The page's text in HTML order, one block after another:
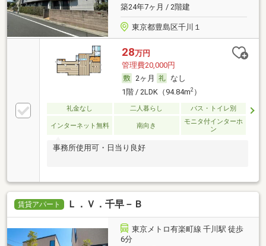
築24年7ヶ月 / 2階建
東京都豊島区千川１
28万円
管理費20,000円
2ヶ月
なし
1階 / 2LDK（94.84m2）
礼金なし 二人暮らし バス・トイレ別
インターネット無料 南向き
モニタ付インターホ
ン
事務所使用可・日当り良好
賃貸アパート Ｌ．Ｖ．千早－Ｂ
東京メトロ有楽町線 千川駅 徒歩
6分